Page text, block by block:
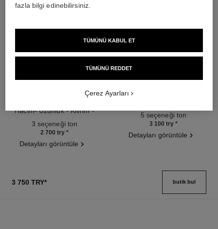
Haci̇m- Uzunluk - Kivrim -
3 seçeneği ton
2 700 try *
Detayları görüntüle
joues contraste intense
Ref. 168242
5 seçeneği ton
3 100 try *
Detayları görüntüle
3 750 TRY* butik bul
fazla bilgi edinebilirsiniz.
TÜMÜNÜ REDDET
TÜMÜNÜ KABUL ET
Çerez Ayarları